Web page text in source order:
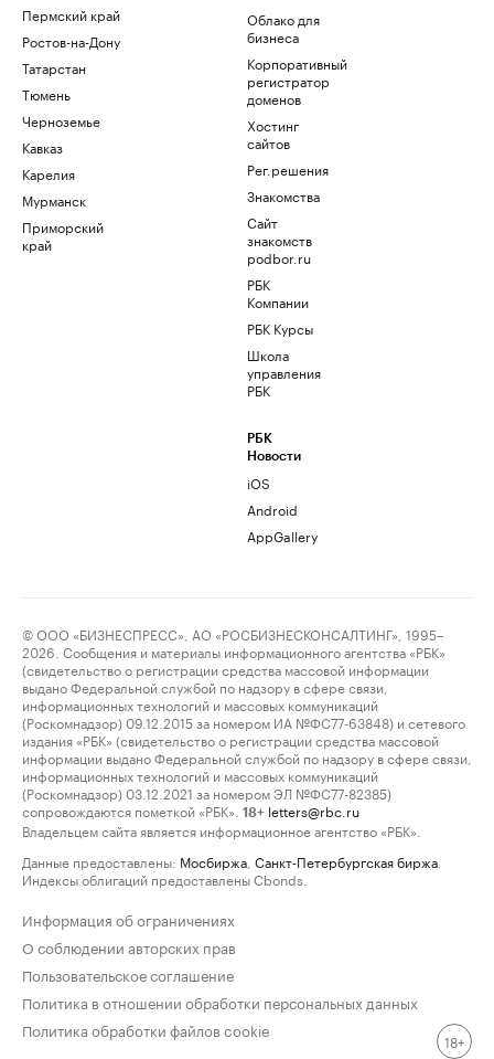
Пермский край
Ростов-на-Дону
Татарстан
Тюмень
Черноземье
Кавказ
Карелия
Мурманск
Приморский
край
Облако для
бизнеса
Корпоративный
регистратор
доменов
Хостинг
сайтов
Рег.решения
Знакомства
Сайт
знакомств
podbor.ru
РБК
Компании
РБК Курсы
Школа
управления
РБК
РБК
Новости
iOS
Android
AppGallery
© ООО «БИЗНЕСПРЕСС», АО «РОСБИЗНЕСКОНСАЛТИНГ», 1995–
2026. Сообщения и материалы информационного агентства «РБК»
(свидетельство о регистрации средства массовой информации
выдано Федеральной службой по надзору в сфере связи,
информационных технологий и массовых коммуникаций
(Роскомнадзор) 09.12.2015 за номером ИА №ФС77-63848) и сетевого
издания «РБК» (свидетельство о регистрации средства массовой
информации выдано Федеральной службой по надзору в сфере связи,
информационных технологий и массовых коммуникаций
(Роскомнадзор) 03.12.2021 за номером ЭЛ №ФС77-82385)
сопровождаются пометкой «РБК».
18+ letters@rbc.ru
Владельцем сайта является информационное агентство «РБК».
Данные предоставлены: Мосбиржа Санкт-Петербургская биржа
Индексы облигаций предоставлены Cbonds.
Информация об ограничениях
О соблюдении авторских прав
Пользовательское соглашение
Политика в отношении обработки персональных данных
Политика обработки файлов cookie
18+